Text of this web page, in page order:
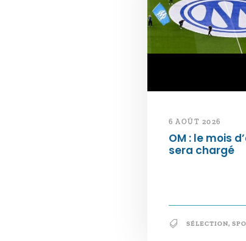
6 AOÛT 2026
OM : le mois
sera chargé
SÉLECTION,